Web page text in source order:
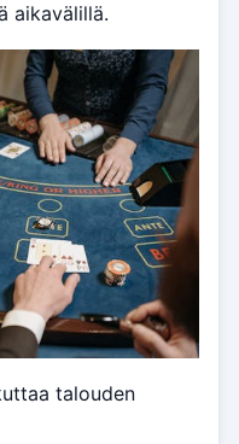
aikavälillä.
talouden